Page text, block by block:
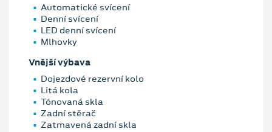
Automatické svícení
Denní svícení
LED denní svícení
Mlhovky
Vnější výbava
Dojezdové rezervní kolo
Litá kola
Tónovaná skla
Zadní stěrač
Zatmavená zadní skla